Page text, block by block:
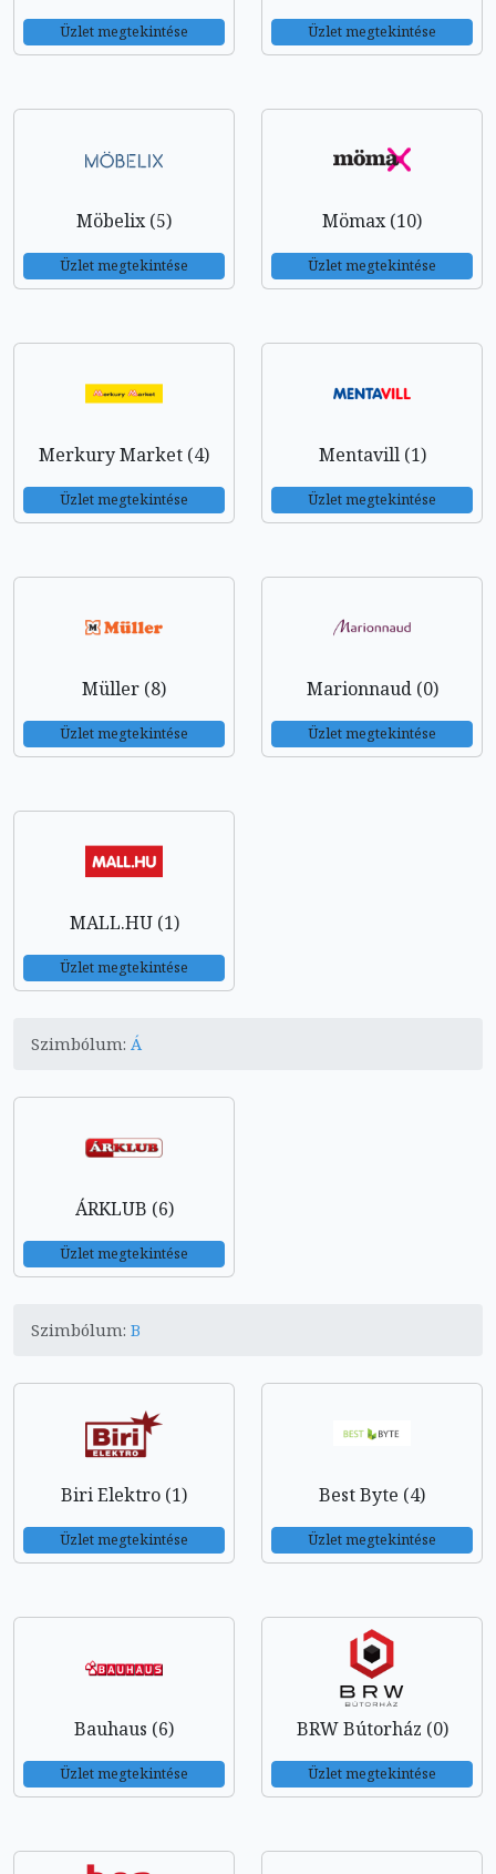
Üzlet megtekintése Üzlet megtekintése
Möbelix (5)
Üzlet megtekintése
Mömax (10)
Üzlet megtekintése
Merkury Market (4)
Üzlet megtekintése
Mentavill (1)
Üzlet megtekintése
Müller (8)
Üzlet megtekintése
Marionnaud (0)
Üzlet megtekintése
MALL.HU (1)
Üzlet megtekintése
Szimbólum: Á
ÁRKLUB (6)
Üzlet megtekintése
Szimbólum: B
Biri Elektro (1)
Üzlet megtekintése
Best Byte (4)
Üzlet megtekintése
Bauhaus (6)
Üzlet megtekintése
BRW Bútorház (0)
Üzlet megtekintése